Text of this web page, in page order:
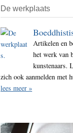
De werkplaats
Artikelen en
het werk van
kunstenaars.
zich ook aanmelden met
lees meer »